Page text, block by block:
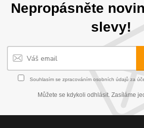
Nepropásněte
slevy!
Souhlasím se zpracováním osobních údajů za
Můžete se kdykoli odhlásit. Zasíláme